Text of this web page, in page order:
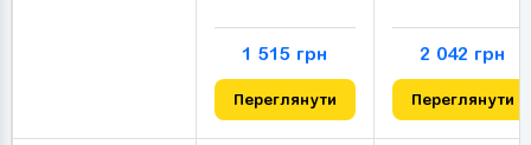
1 515 грн
Переглянути
2 042 грн
Переглянути